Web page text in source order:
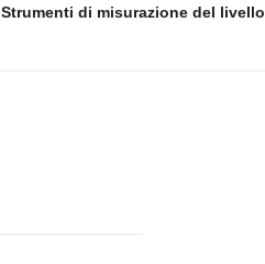
Strumenti di misurazione del livello